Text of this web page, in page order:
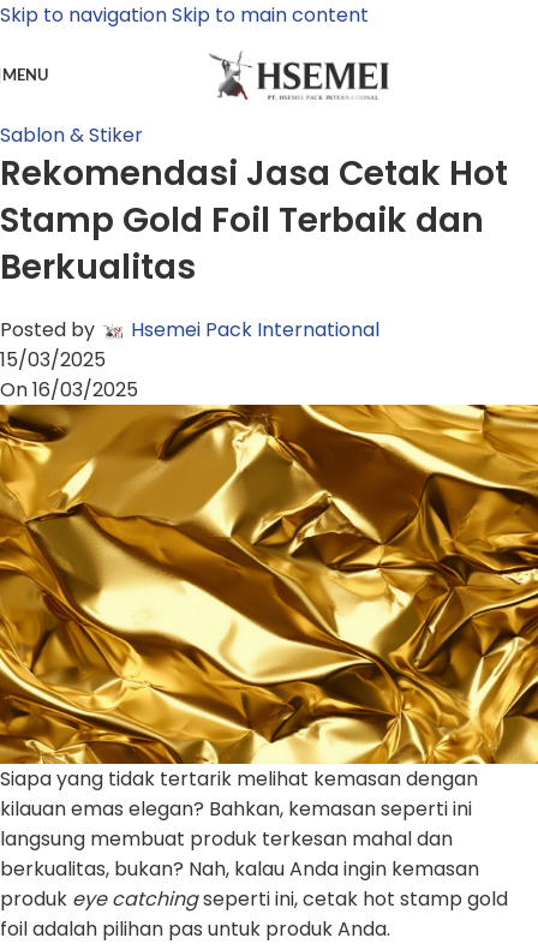
Skip to navigationSkip to main content
MENU
Sablon & Stiker
Rekomendasi Jasa Cetak Hot
Stamp Gold Foil Terbaik dan
Berkualitas
Posted by
Hsemei Pack International
15/03/2025
On 16/03/2025
Siapa yang tidak tertarik melihat kemasan dengan
kilauan emas elegan? Bahkan, kemasan seperti ini
langsung membuat produk terkesan mahal dan
berkualitas, bukan? Nah, kalau Anda ingin kemasan
produk eye catchingseperti ini, cetak hot stamp gold
foil adalah pilihan pas untuk produk Anda.